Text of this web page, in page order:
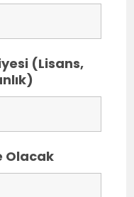
(Lisans,
Olacak